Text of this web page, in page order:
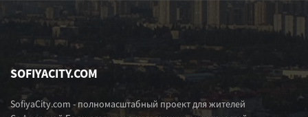
SOFIYACITY.COM
SofiyaCity.com - полномасштабный проект для жителей